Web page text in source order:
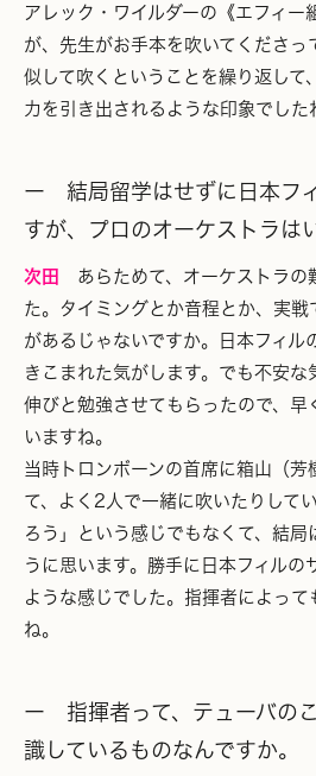
アレック・ワイルダーの《エフィー
が、先生がお手本を吹いてくださっ
似して吹くということを繰り返して
力を引き出されるような印象でした
ー 結局留学はせずに日本フ
すが、プロのオーケストラは
次田
あらためて、オーケストラの
た。タイミングとか音程とか、実戦
があるじゃないですか。日本フィル
きこまれた気がします。でも不安
伸びと勉強させてもらったので、早
いますね。
当時トロンボーンの首席に箱山（芳
て、よく2人で一緒に吹いたりして
ろう」という感じでもなくて、結局
うに思います。勝手に日本フィルの
ような感じでした。指揮者によって
ね。
ー 指揮者って、テューバの
識しているものなんですか。